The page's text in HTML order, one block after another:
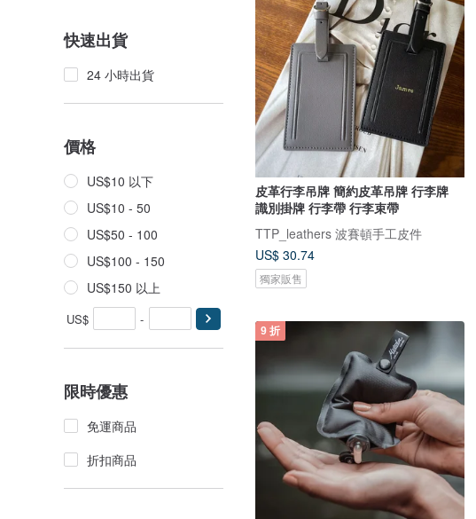
快速出貨
24 小時出貨
價格
US$10 以下
US$10 - 50
US$50 - 100
US$100 - 150
US$150 以上
US$ -
限時優惠
免運商品
折扣商品
皮革行李吊牌 簡約皮革吊牌 行李牌
識別掛牌 行李帶 行李束帶
TTP_leathers 波賽頓手工皮件
US$ 30.74
獨家販售
9 折